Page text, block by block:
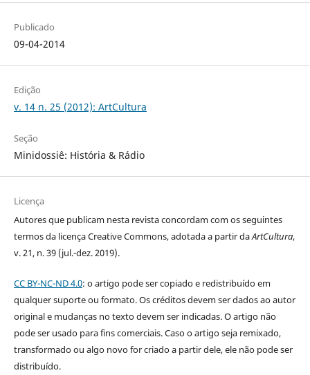
Publicado
09-04-2014
Edição
v. 14 n. 25 (2012): ArtCultura
Seção
Minidossiê: História & Rádio
Licença
Autores que publicam nesta revista concordam com os seguintes
termos da licença Creative Commons, adotada a partir daArtCultura,
v. 21, n. 39 (jul.-dez. 2019).
CC BY-NC-ND 4.0: o artigo pode ser copiado e redistribuído em
qualquer suporte ou formato. Os créditos devem ser dados ao autor
original e mudanças no texto devem ser indicadas. O artigo não
pode ser usado para fins comerciais. Caso o artigo seja remixado,
transformado ou algo novo for criado a partir dele, ele não pode ser
distribuído.